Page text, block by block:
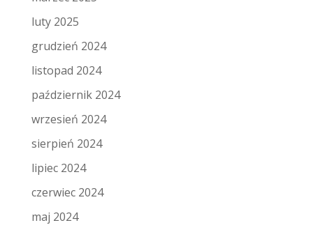
luty 2025
grudzień 2024
listopad 2024
październik 2024
wrzesień 2024
sierpień 2024
lipiec 2024
czerwiec 2024
maj 2024